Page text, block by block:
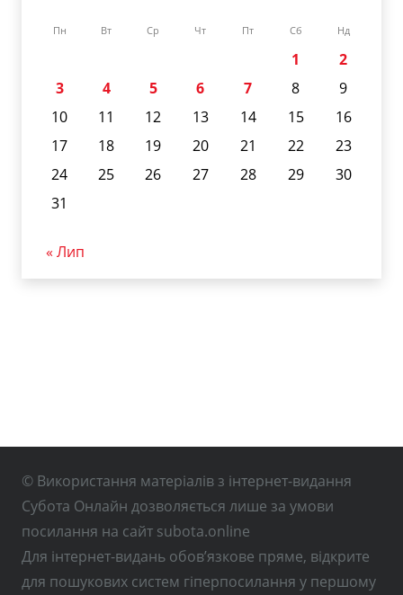
Пн Вт Ср Чт Пт Сб Нд
1
2
3
4 5 6 7 8
9
10
11 12 13 14 15
16
17
18 19 20 21 22
23
24
25 26 27 28 29
30
31
« Лип
© Використання матеріалів з інтернет-видання
Субота Онлайн дозволяється лише за умови
посилання на сайт subota.online
Для інтернет-видань обов’язкове пряме, відкрите
для пошукових систем гіперпосилання у першому